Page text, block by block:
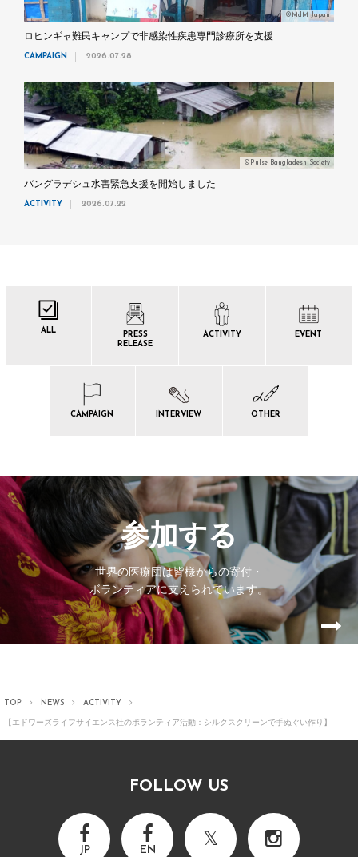
©MdM Japan
ロヒンギャ難民キャンプで非感染性疾患専門診療所を支援
CAMPAIGN 2026.07.28
©Pulse Bangladesh Society
バングラデシュ水害緊急支援を開始しました
ACTIVITY 2026.07.22
ALL
PRESS
RELEASE
ACTIVITY EVENT
CAMPAIGN INTERVIEW OTHER
参加する
世界の医療団は皆様からの寄付・
ボランティアに支えられています。
TOP NEWS ACTIVITY
【エドワーズライフサイエンス社のボランティア活動：シルクスクリーンで手ぬぐい作り】
FOLLOW US
JP EN